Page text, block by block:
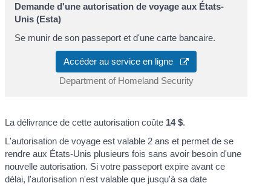
Demande d'une autorisation de voyage aux États-
Unis (Esta)
Se munir de son passeport et d'une carte bancaire.
Accéder au service en ligne
Department of Homeland Security
La délivrance de cette autorisation coûte 14 $.
L'autorisation de voyage est valable 2 ans et permet de se
rendre aux États-Unis plusieurs fois sans avoir besoin d'une
nouvelle autorisation. Si votre passeport expire avant ce
délai, l'autorisation n'est valable que jusqu'à sa date